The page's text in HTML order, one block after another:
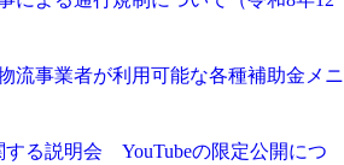
流事業者が利用可能な各種補助金メニ
する説明会 YouTubeの限定公開につ